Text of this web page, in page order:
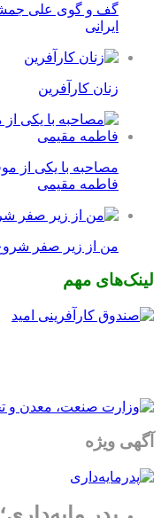
گف و گوی علی
ایرانی
زنان کارآفرین
مصاحبه با یکی از
فاطمه مقیمی
من از زیر صفر
لینک‌های مهم
آگهی ویژه